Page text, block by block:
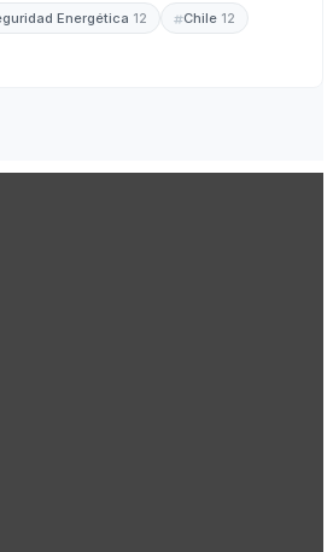
Energética 12 Chile 12